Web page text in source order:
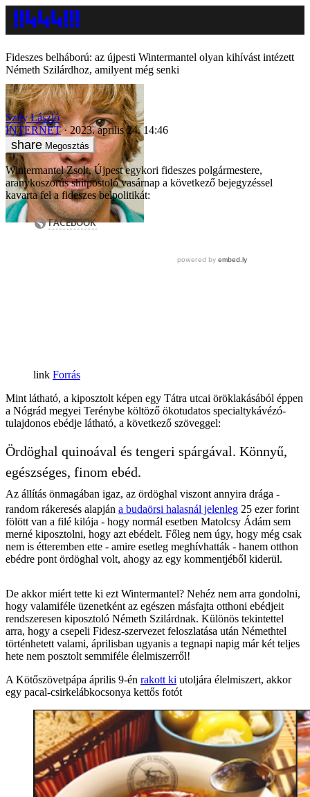
Fideszes belháború: az újpesti Wintermantel olyan kihívást intézett
Németh Szilárdhoz, amilyent még senki
Szily László
INTERNET
2023. április 24. 14:46
Megosztás
Wintermantel Zsolt, Újpest egykori fideszes polgármestere,
aranykoszorús shitpostoló vasárnap a következő bejegyzéssel
kavarta fel a fideszes belpolitikát:
Forrás
Mint látható, a kiposztolt képen egy Tátra utcai öröklakásából éppen
a Nógrád megyei Terénybe költöző ökotudatos specialtykávézó-
tulajdonos ebédje látható, a következő szöveggel:
Ördöghal quinoával és tengeri spárgával. Könnyű,
egészséges, finom ebéd.
Az állítás önmagában igaz, az ördöghal viszont annyira drága -
random rákeresés alapján a budaörsi halasnál jelenleg 25 ezer forint
fölött van a filé kilója - hogy normál esetben Matolcsy Ádám sem
merné kiposztolni, hogy azt ebédelt. Főleg nem úgy, hogy még csak
nem is étteremben ette - amire esetleg meghívhatták - hanem otthon
ebédre pont ördöghal volt, ahogy az egy kommentjéből kiderül.
De akkor miért tette ki ezt Wintermantel? Nehéz nem arra gondolni,
hogy valamiféle üzenetként az egészen másfajta otthoni ebédjeit
rendszeresen kiposztoló Németh Szilárdnak. Különös tekintettel
arra, hogy a csepeli Fidesz-szervezet feloszlatása után Némethtel
történhetett valami, áprilisban ugyanis a tegnapi napig már két teljes
hete nem posztolt semmiféle élelmiszerről!
A Kötőszövetpápa április 9-én rakott ki utoljára élelmiszert, akkor
egy pacal-csirkelábkocsonya kettős fotót